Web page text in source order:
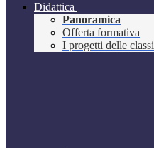
Didattica
Panoramica
Offerta formativa
I progetti delle classi